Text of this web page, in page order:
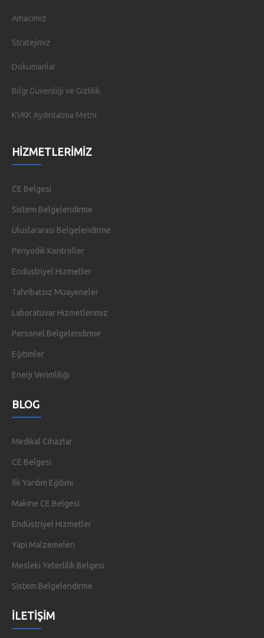
Amacımız
Stratejimiz
Dokümanlar
Bilgi Güvenliği ve Gizlilik
KVKK Aydınlatma Metni
HIZMETLERIMIZ
CE Belgesi
Sistem Belgelendirme
Uluslararası Belgelendirme
Periyodik Kontroller
Endüstriyel Hizmetler
Tahribatsız Muayeneler
Laboratuvar Hizmetlerimiz
Personel Belgelendirme
Eğitimler
Enerji Verimliliği
BLOG
Medikal Cihazlar
CE Belgesi
İlk Yardım Eğitimi
Makine CE Belgesi
Endüstriyel Hizmetler
Yapı Malzemeleri
Mesleki Yeterlilik Belgesi
Sistem Belgelendirme
İLETIŞIM